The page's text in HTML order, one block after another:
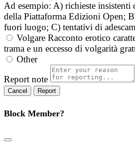
Ad esempio: A) richieste
della Piattaforma Edizioni Open;
fuori luogo; C) tentativi di
Volgare Racconto erotico
trama e un eccesso di volgarità
Other
Report note
Report
Block Member?